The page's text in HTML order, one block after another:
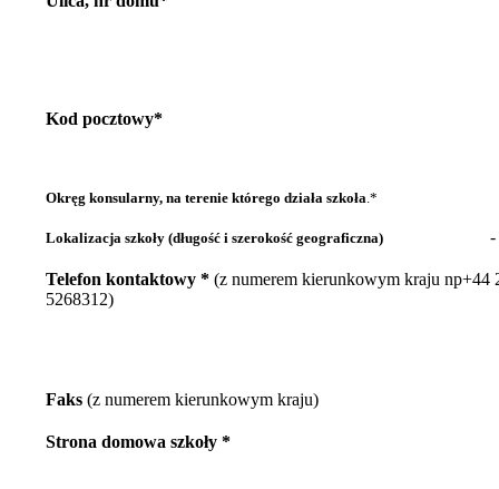
Kod pocztowy*
Okręg konsularny, na terenie którego działa szkoła .*
Lokalizacja szkoły (długość i szerokość geograficzna) -
Telefon kontaktowy * (z numerem kierunkowym kraju np+44
5268312)
Faks (z numerem kierunkowym kraju)
Strona domowa szkoły *